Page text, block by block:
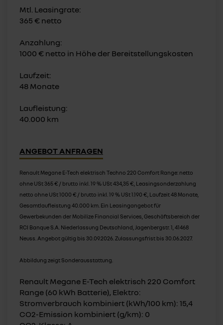
Mtl. Leasingrate:
365 € netto
Anzahlung:
1000 € netto in Höhe der Bereitstellungskosten
Laufzeit:
48 Monate
Laufleistung:
40.000 km
ANGEBOT ANFRAGEN
Renault Megane E-Tech elektrisch Techno 220 Comfort Range: netto
ohne USt 365 € / brutto inkl. 19 % USt 434,35 €, Leasingsonderzahlung
netto ohne USt 1000 € / brutto inkl. 19 % USt 1.190 €, Laufzeit 48 Monate,
Gesamtlaufleistung 40.000 km. Ein Leasingangebot für
Gewerbekunden der Mobilize Financial Services, Geschäftsbereich der
RCI Banque S.A. Niederlassung Deutschland, Jagenbergstr. 1, 41468
Neuss. Angebot gültig bis 30.09.2026. Zulassungsfrist bis 30.06.2027.
Abbildung zeigt Sonderausstattung.
Renault Megane E-Tech elektrisch 220 Comfort
Range (60 kWh Batterie), Elektro:
Stromverbrauch kombiniert (kWh/100 km): 15,4
CO2-Emission kombiniert (g/km): 0